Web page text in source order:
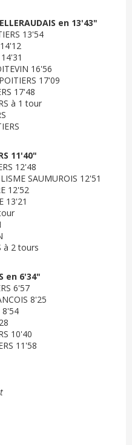
en 13'43"
13'54
16'56
17'09
17'48
à 1 tour
11'40"
12'48
SAUMUROIS 12'51
12'52
13'21
à 2 tours
en 6'34"
6'57
8'25
8'54
10'40
11'58